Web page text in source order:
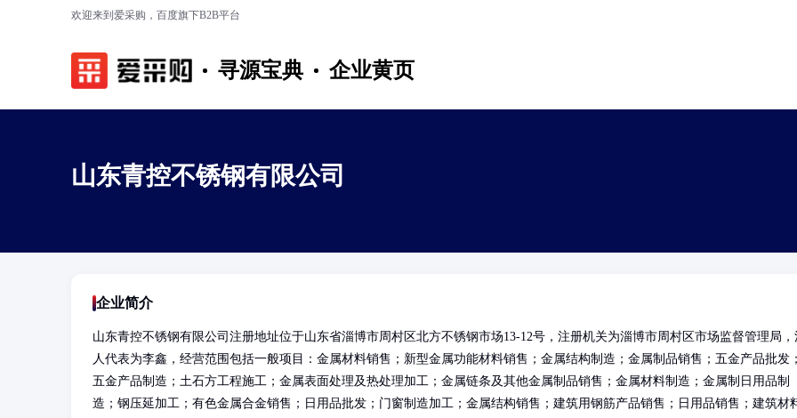
欢迎来到爱采购，百度旗下B2B平台
寻源宝典 企业黄页
山东青控不锈钢有限公司
企业简介
山东青控不锈钢有限公司注册地址位于山东省淄博市周村区北方不锈钢市场13-12号，注册机关为淄博市周村区市场监督管理局，
人代表为李鑫，经营范围包括一般项目：金属材料销售；新型金属功能材料销售；金属结构制造；金属制品销售；五金产品批发；
五金产品制造；土石方工程施工；金属表面处理及热处理加工；金属链条及其他金属制品销售；金属材料制造；金属制日用品制
造；钢压延加工；有色金属合金销售；日用品批发；门窗制造加工；金属结构销售；建筑用钢筋产品销售；日用品销售；建筑材